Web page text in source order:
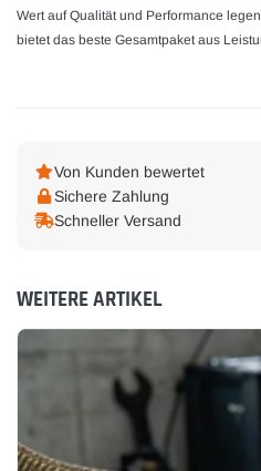
Wert auf Qualität und Performance
bietet das beste Gesamtpaket aus
Von Kunden bewertet
Sichere Zahlung
Schneller Versand
WEITERE ARTIKEL